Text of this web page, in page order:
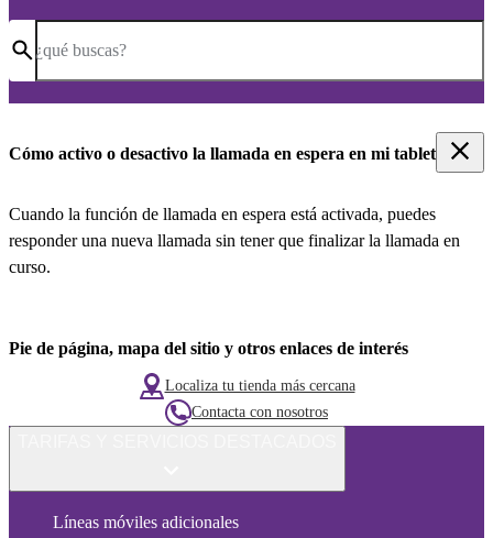
¿qué buscas?
Cómo activo o desactivo la llamada en espera en mi tablet
Cuando la función de llamada en espera está activada, puedes
responder una nueva llamada sin tener que finalizar la llamada en
curso.
Pie de página, mapa del sitio y otros enlaces de interés
Localiza tu tienda más cercana
Contacta con nosotros
Líneas móviles adicionales